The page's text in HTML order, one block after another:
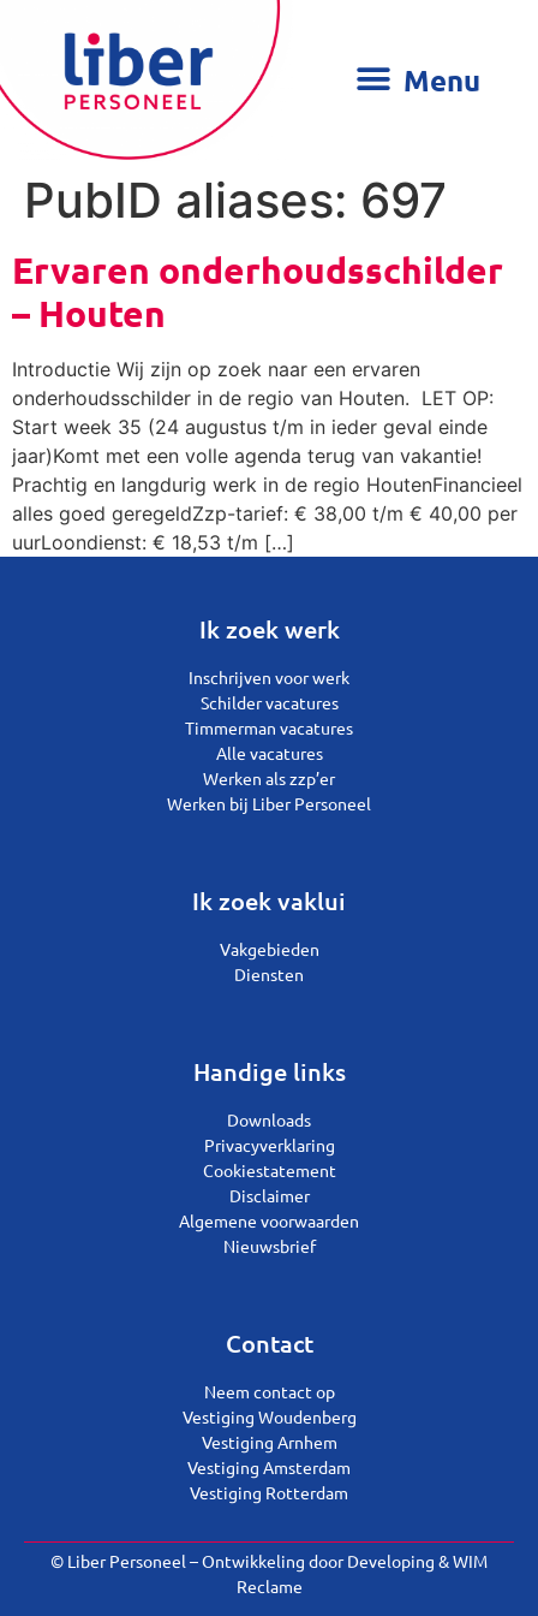
PubID aliases: 697
Ervaren onderhoudsschilder
– Houten
Introductie Wij zijn op zoek naar een ervaren
onderhoudsschilder in de regio van Houten. LET OP:
Start week 35 (24 augustus t/m in ieder geval einde
jaar)Komt met een volle agenda terug van vakantie!
Prachtig en langdurig werk in de regio HoutenFinancieel
alles goed geregeldZzp-tarief: € 38,00 t/m € 40,00 per
uurLoondienst: € 18,53 t/m […]
Ik zoek werk
Inschrijven voor werk
Schilder vacatures
Timmerman vacatures
Alle vacatures
Werken als zzp’er
Werken bij Liber Personeel
Ik zoek vaklui
Vakgebieden
Diensten
Handige links
Downloads
Privacyverklaring
Cookiestatement
Disclaimer
Algemene voorwaarden
Nieuwsbrief
Contact
Neem contact op
Vestiging Woudenberg
Vestiging Arnhem
Vestiging Amsterdam
Vestiging Rotterdam
© Liber Personeel – Ontwikkeling doorDeveloping &WIM
Reclame